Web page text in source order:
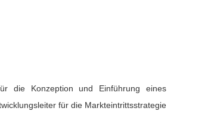
die Konzeption und Einführung eines
für die Markteintrittsstrategie